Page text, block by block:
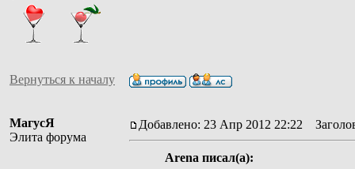
Вернуться к началу
МагусЯ
Элита форума
Добавлено: 23 Апр 2012 22:22
Arena писал(а):